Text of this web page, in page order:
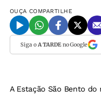
OUÇA COMPARTILHE
Siga o A TARDEno Google
A Estação São Bento